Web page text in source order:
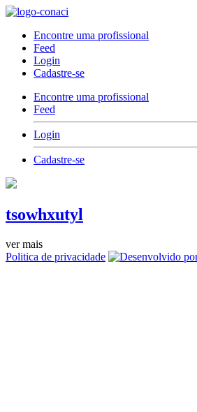
Encontre uma profissional
Feed
Login
Cadastre-se
Encontre uma profissional
Feed
Login
Cadastre-se
tsowhxutyl
ver mais
Politica de privacidade